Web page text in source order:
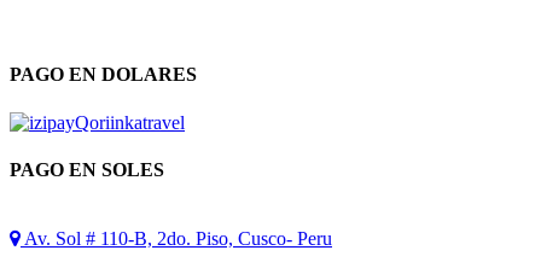
PAGO EN DOLARES
PAGO EN SOLES
Av. Sol # 110-B, 2do. Piso, Cusco- Peru